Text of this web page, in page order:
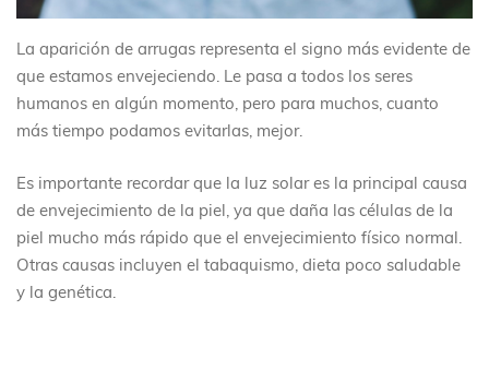
La aparición de arrugas representa el signo más evidente de
que estamos envejeciendo. Le pasa a todos los seres
humanos en algún momento, pero para muchos, cuanto
más tiempo podamos evitarlas, mejor.
Es importante recordar que la luz solar es la principal causa
de envejecimiento de la piel, ya que daña las células de la
piel mucho más rápido que el envejecimiento físico normal.
Otras causas incluyen el tabaquismo, dieta poco saludable
y la genética.